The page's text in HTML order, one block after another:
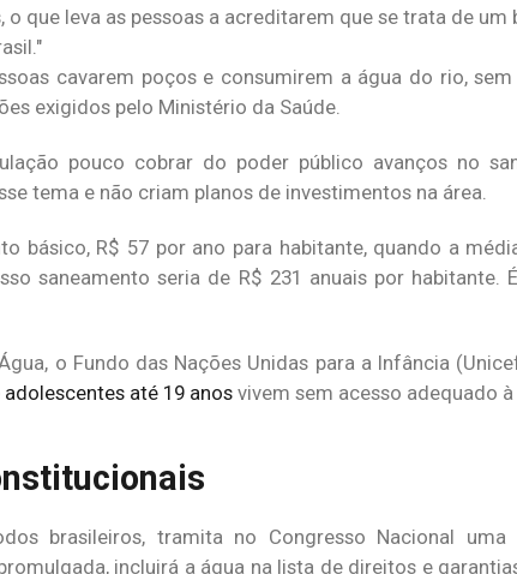
que leva as pessoas a acreditarem que se trata de
cavarem poços e consumirem a água do rio,
exigidos pelo Ministério da Saúde.
pouco cobrar do poder público avanços no
tema e não criam planos de investimentos na área.
básico, R$ 57 por ano para habitante, quando a
saneamento seria de R$ 231 anuais por habitante.
o Fundo das Nações Unidas para a Infância
até 19 anosvivem sem acesso adequado
brasileiros, tramita no Congresso Nacional uma
incluirá a água na lista de direitos e